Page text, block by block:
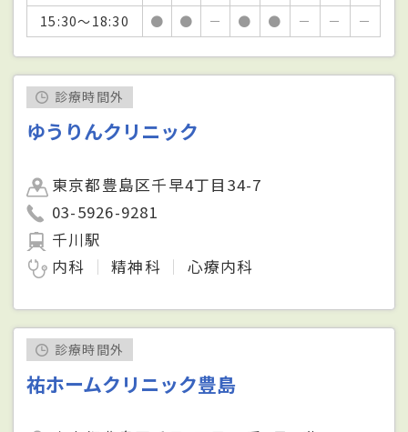
15:30～18:30
● ● － ● ● － － －
診療時間外
ゆうりんクリニック
東京都豊島区千早4丁目34-7
03-5926-9281
千川駅
内科
精神科 心療内科
診療時間外
祐ホームクリニック豊島